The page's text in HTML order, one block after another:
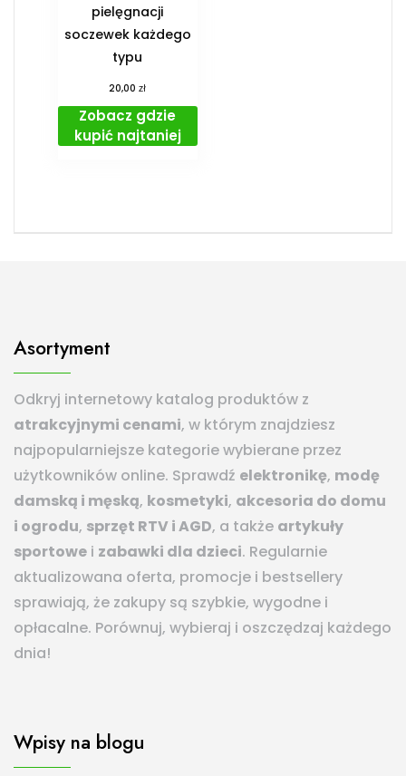
pielęgnacji
soczewek każdego
typu
20,00zł
Zobacz gdzie
kupić najtaniej
Asortyment
Odkryj internetowy katalog produktów z
atrakcyjnymi cenami, w którym znajdziesz
najpopularniejsze kategorie wybierane przez
użytkowników online. Sprawdź elektronikę, modę
damską i męską, kosmetyki, akcesoria do domu
i ogrodu, sprzęt RTV i AGD, a także artykuły
sportowe i zabawki dla dzieci. Regularnie
aktualizowana oferta, promocje i bestsellery
sprawiają, że zakupy są szybkie, wygodne i
opłacalne. Porównuj, wybieraj i oszczędzaj każdego
dnia!
Wpisy na blogu